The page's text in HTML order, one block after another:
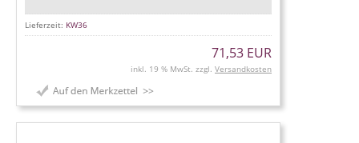
Lieferzeit: KW36
71,53 EUR
inkl. 19 % MwSt. zzgl. Versandkosten